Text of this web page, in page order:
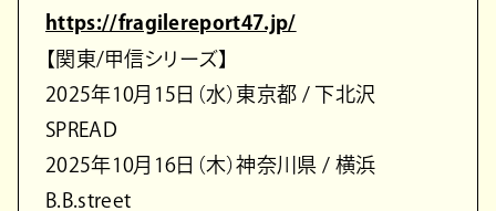
https://fragilereport47.jp/
【関東/甲信シリーズ】
2025年10月15日（水）東京都 / 下北沢
SPREAD
2025年10月16日（木）神奈川県 / 横浜
B.B.street